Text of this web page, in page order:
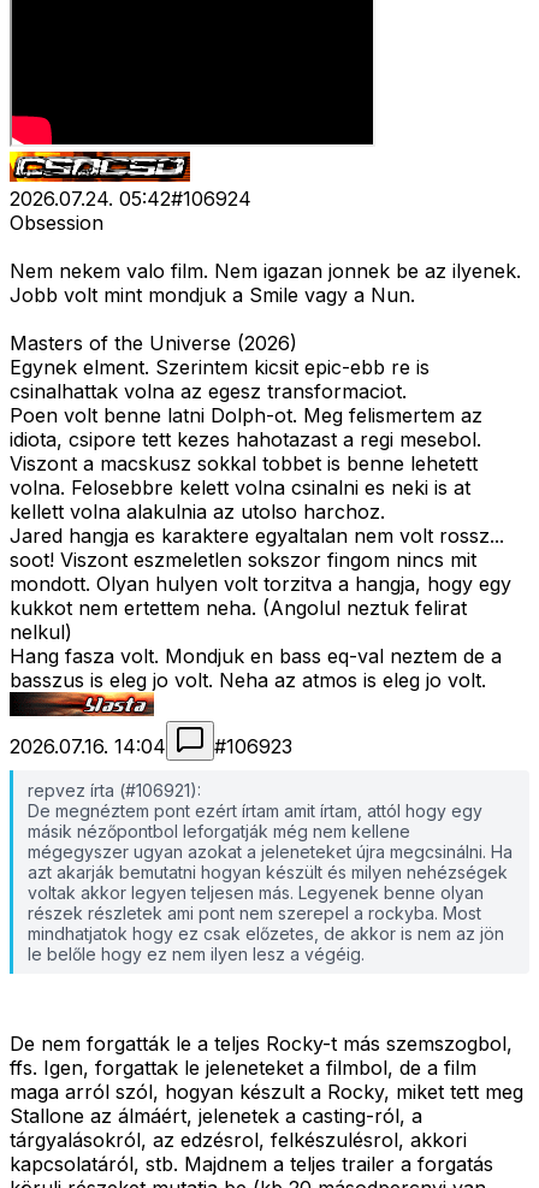
2026.07.24. 05:42#106924
Obsession
Nem nekem valo film. Nem igazan jonnek be az ilyenek.
Jobb volt mint mondjuk a Smile vagy a Nun.
Masters of the Universe (2026)
Egynek elment. Szerintem kicsit epic-ebb re is
csinalhattak volna az egesz transformaciot.
Poen volt benne latni Dolph-ot. Meg felismertem az
idiota, csipore tett kezes hahotazast a regi mesebol.
Viszont a macskusz sokkal tobbet is benne lehetett
volna. Felosebbre kelett volna csinalni es neki is at
kellett volna alakulnia az utolso harchoz.
Jared hangja es karaktere egyaltalan nem volt rossz...
soot! Viszont eszmeletlen sokszor fingom nincs mit
mondott. Olyan hulyen volt torzitva a hangja, hogy egy
kukkot nem ertettem neha. (Angolul neztuk felirat
nelkul)
Hang fasza volt. Mondjuk en bass eq-val neztem de a
basszus is eleg jo volt. Neha az atmos is eleg jo volt.
2026.07.16. 14:04 #106923
repvez írta (#106921):
De megnéztem pont ezért írtam amit írtam, attól hogy egy
másik nézőpontbol leforgatják még nem kellene
mégegyszer ugyan azokat a jeleneteket újra megcsinálni. Ha
azt akarják bemutatni hogyan készült és milyen nehézségek
voltak akkor legyen teljesen más. Legyenek benne olyan
részek részletek ami pont nem szerepel a rockyba. Most
mindhatjatok hogy ez csak előzetes, de akkor is nem az jön
le belőle hogy ez nem ilyen lesz a végéig.
De nem forgatták le a teljes Rocky-t más szemszogbol,
ffs. Igen, forgattak le jeleneteket a filmbol, de a film
maga arról szól, hogyan készult a Rocky, miket tett meg
Stallone az álmáért, jelenetek a casting-ról, a
tárgyalásokról, az edzésrol, felkészulésrol, akkori
kapcsolatáról, stb. Majdnem a teljes trailer a forgatás